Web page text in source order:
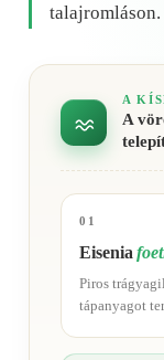
talajromláson.
A
A
01
Eisenia
Piros
tápanyagot